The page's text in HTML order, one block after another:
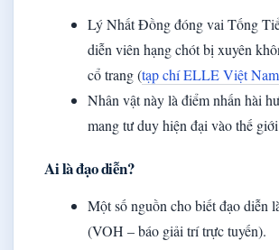
Lý Nhất Đồng đóng vai Tống
diễn viên hạng chót bị xuyên
cổ trang (tạp chí ELLE Việt Nam
Nhân vật này là điểm nhấn hài
mang tư duy hiện đại vào thế
Ai là đạo diễn?
Một số nguồn cho biết đạo diễn
(VOH – báo giải trí trực tuyến).